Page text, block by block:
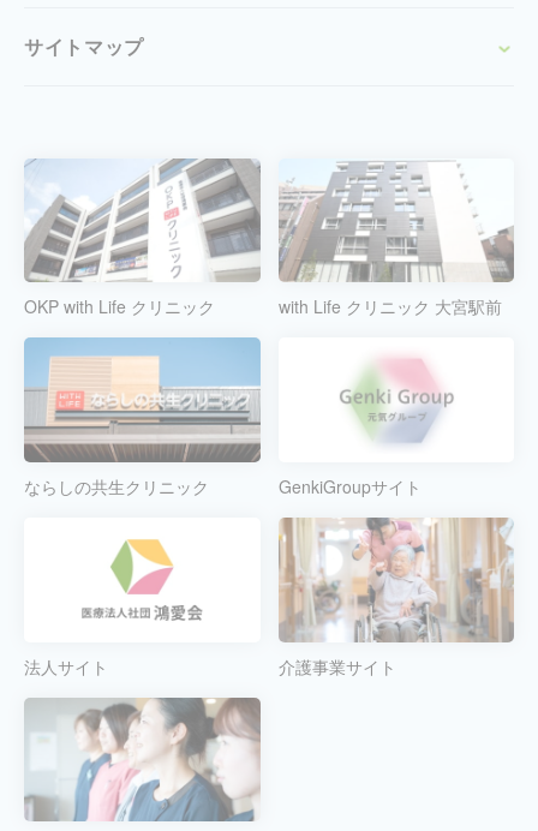
サイトマップ
OKP with Life クリニック with Life クリニック 大宮駅前
ならしの共生クリニック GenkiGroupサイト
法人サイト 介護事業サイト